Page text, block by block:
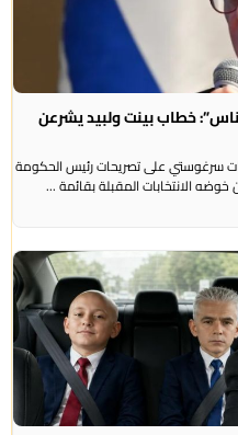
خطاب بينت ولبيد يشرعن
سرغوستي على تصريحات رئيس الحكومة
الانتخابات المقبلة بقائمة ...